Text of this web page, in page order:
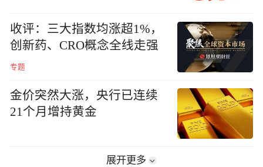
收评：三大指数均涨超1%，
创新药、CRO概念全线走强
专题
金价突然大涨，央行已连续
21个月增持黄金
展开更多